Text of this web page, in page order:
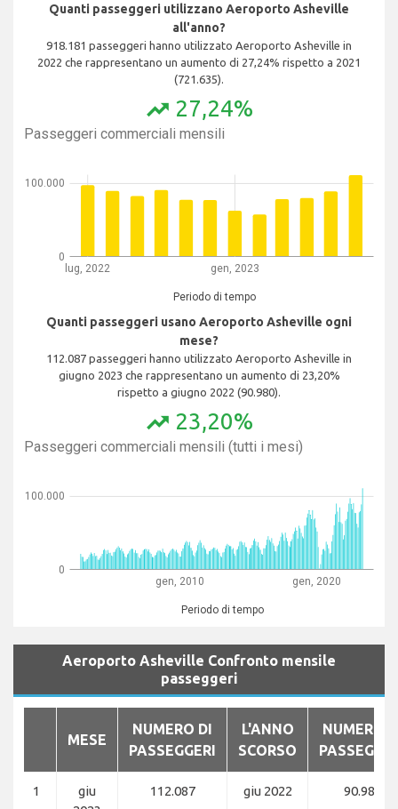
Quanti passeggeri utilizzano Aeroporto Asheville
all'anno?
918.181 passeggeri hanno utilizzato Aeroporto Asheville in
2022 che rappresentano un aumento di 27,24% rispetto a 2021
(721.635).
trending_up 27,24%
Passeggeri commerciali mensili
lug, 2022 gen, 2023
Periodo di tempo
0
100.000
Quanti passeggeri usano Aeroporto Asheville ogni
mese?
112.087 passeggeri hanno utilizzato Aeroporto Asheville in
giugno 2023 che rappresentano un aumento di 23,20%
rispetto a giugno 2022 (90.980).
trending_up 23,20%
Passeggeri commerciali mensili (tutti i mesi)
gen, 2010 gen, 2020
Periodo di tempo
0
100.000
Aeroporto Asheville Confronto mensile
passeggeri
MESE
NUMERO DI
PASSEGGERI
L'ANNO
SCORSO
NUMERO
1
giu
112.087 giu 2022 90.980